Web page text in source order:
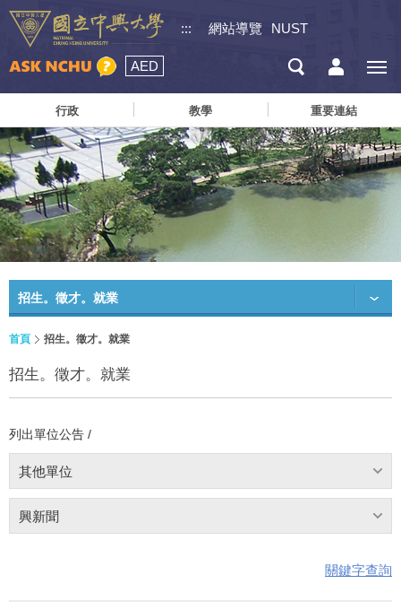
::: 網站導覽 NUST
AED
行政 教學 重要連結
招生。徵才。就業
首頁 招生。徵才。就業
招生。徵才。就業
列出單位公告 /
其他單位
興新聞
關鍵字查詢